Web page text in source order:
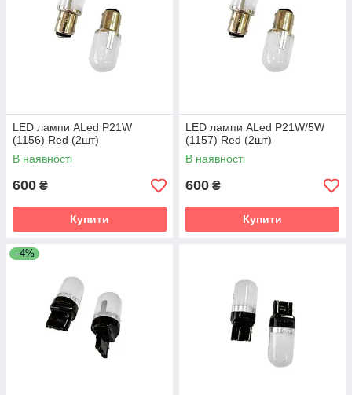
LED лампи ALed P21W
(1156) Red (2шт)
В наявності
600 ₴
Купити
LED лампи ALed P21W/5W
(1157) Red (2шт)
В наявності
600 ₴
Купити
–4%